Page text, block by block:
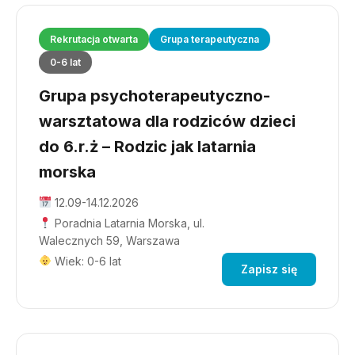
Rekrutacja otwarta
Grupa terapeutyczna
0-6 lat
Grupa psychoterapeutyczno-
warsztatowa dla rodziców dzieci
do 6.r.ż – Rodzic jak latarnia
morska
12.09-14.12.2026
Poradnia Latarnia Morska, ul.
Walecznych 59, Warszawa
Wiek: 0-6 lat
Zapisz się